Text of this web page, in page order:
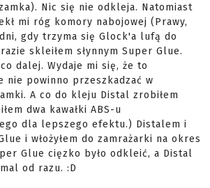
Nic się nie odkleja. Natomiast
mi róg komory nabojowej (Prawy,
gdy trzyma się Glock'a lufą do
skleiłem słynnym Super Glue.
dalej. Wydaje mi się, że to
nie powinno przeszkadzać w
A co do kleju Distal zrobiłem
dwa kawałki ABS-u
dla lepszego efektu.) Distalem i
i włożyłem do zamrażarki na okres
Glue cięzko było odkleić, a Distal
od razu. :D